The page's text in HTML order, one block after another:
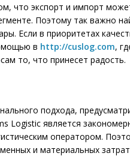
что экспорт и импорт
Поэтому так важно
Если в приоритетах
в http://cuslog.com,
то, что принесет радость.
подхода,
Logistic является
оператором.
и материальных